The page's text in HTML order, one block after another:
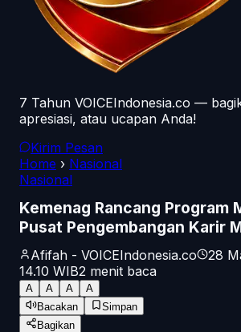
7 Tahun VOICEIndonesia.co —
apresiasi, atau ucapan Anda!
Kirim Pesan
Home › Nasional
Nasional
Kemenag Rancang Program
Pusat Pengembangan Karir
Afifah - VOICEIndonesia.co
28
14.10 WIB2 menit baca
A A A
A
Bacakan
Simpan
Bagikan